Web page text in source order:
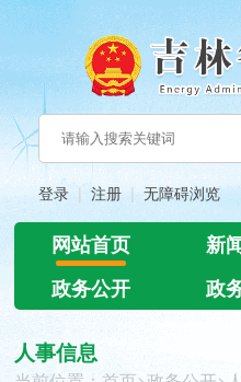
登录 注册 无障碍浏览
网站首页 新
政务公开
政
人事信息